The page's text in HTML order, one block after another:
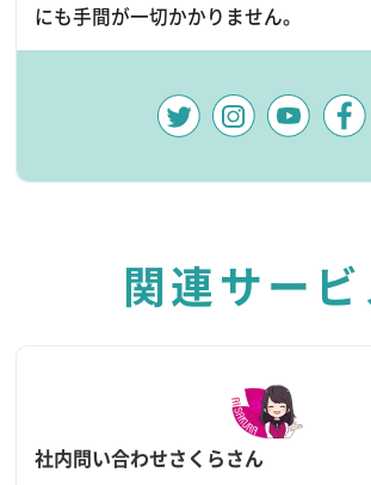
にも手間が一切かかりません。
関連サービ
社内問い合わせさくらさん